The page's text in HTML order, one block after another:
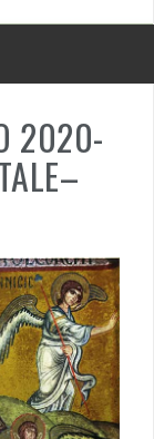
2020-